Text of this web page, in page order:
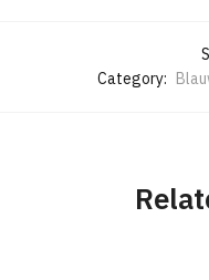
Category: